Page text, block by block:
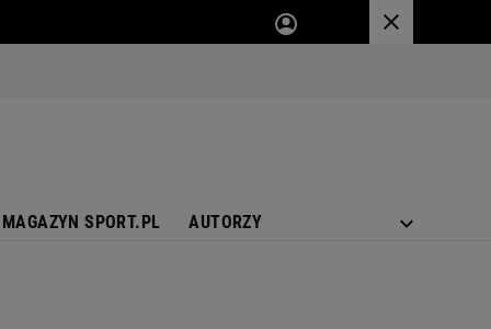
MAGAZYN SPORT.PL AUTORZY